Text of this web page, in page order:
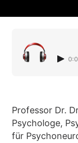
Professor Dr.
Psychologe,
für